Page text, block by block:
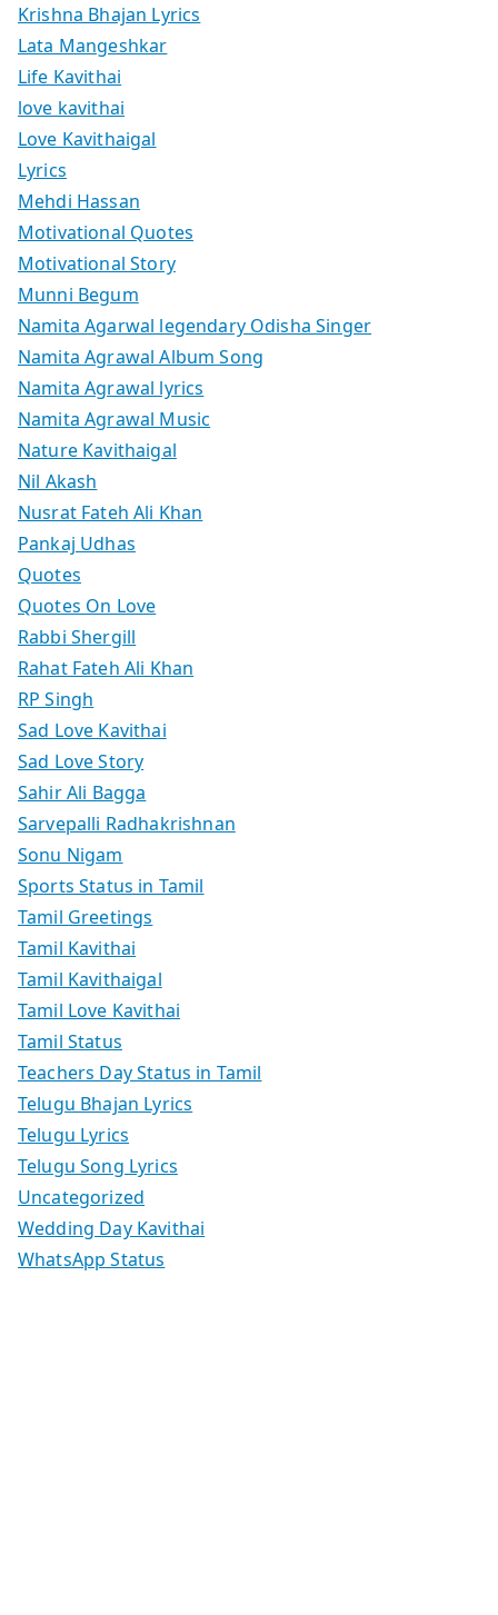
Krishna Bhajan Lyrics
Lata Mangeshkar
Life Kavithai
love kavithai
Love Kavithaigal
Lyrics
Mehdi Hassan
Motivational Quotes
Motivational Story
Munni Begum
Namita Agarwal legendary Odisha Singer
Namita Agrawal Album Song
Namita Agrawal lyrics
Namita Agrawal Music
Nature Kavithaigal
Nil Akash
Nusrat Fateh Ali Khan
Pankaj Udhas
Quotes
Quotes On Love
Rabbi Shergill
Rahat Fateh Ali Khan
RP Singh
Sad Love Kavithai
Sad Love Story
Sahir Ali Bagga
Sarvepalli Radhakrishnan
Sonu Nigam
Sports Status in Tamil
Tamil Greetings
Tamil Kavithai
Tamil Kavithaigal
Tamil Love Kavithai
Tamil Status
Teachers Day Status in Tamil
Telugu Bhajan Lyrics
Telugu Lyrics
Telugu Song Lyrics
Uncategorized
Wedding Day Kavithai
WhatsApp Status